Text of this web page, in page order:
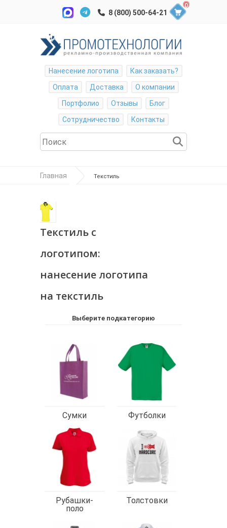
0
Нанесение логотипа
Как заказать?
Оплата
Доставка
О компании
Портфолио
Отзывы
Блог
Сотрудничество
Контакты
Главная Текстиль
Текстиль с
логотипом:
нанесение логотипа
на текстиль
Выберите подкатегорию
Сумки Футболки
Рубашки-
поло
Толстовки